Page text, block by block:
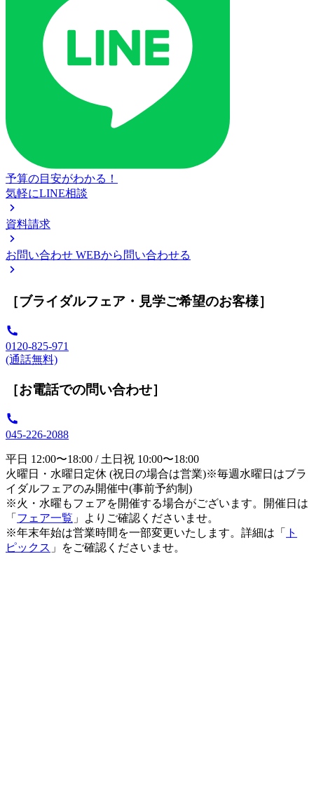
予算の目安がわかる！
気軽にLINE相談
資料請求
お問い合わせ WEBから問い合わせる
［ブライダルフェア・見学ご希望のお客様］
0120-825-971
(通話無料)
［お電話での問い合わせ］
045-226-2088
平日 12:00〜18:00 / 土日祝 10:00〜18:00
火曜日・水曜日定休 (祝日の場合は営業)※毎週水曜日はブラ
イダルフェアのみ開催中(事前予約制)
※火・水曜もフェアを開催する場合がございます。開催日は
「フェア一覧 」よりご確認くださいませ。
※年末年始は営業時間を一部変更いたします。詳細は「 ト
ピックス 」をご確認くださいませ。